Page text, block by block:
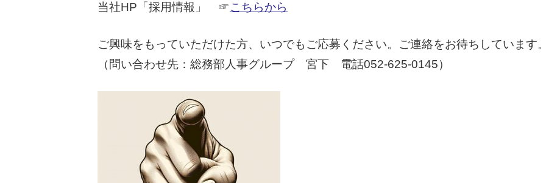
当社HP「採用情報」 ☞こちらから
ご興味をもっていただけた方、いつでもご応募ください。ご連絡をお待ちしています
（問い合わせ先：総務部人事グループ 宮下 電話052-625-0145）